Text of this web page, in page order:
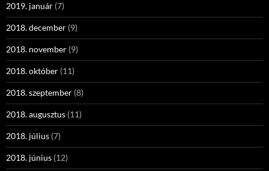
2019. január (7)
2018. december (9)
2018. november (9)
2018. október (11)
2018. szeptember (8)
2018. augusztus (11)
2018. július (7)
2018. június (12)